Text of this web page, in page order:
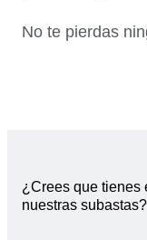
No te pierdas
¿Crees que tienes
nuestras subastas?